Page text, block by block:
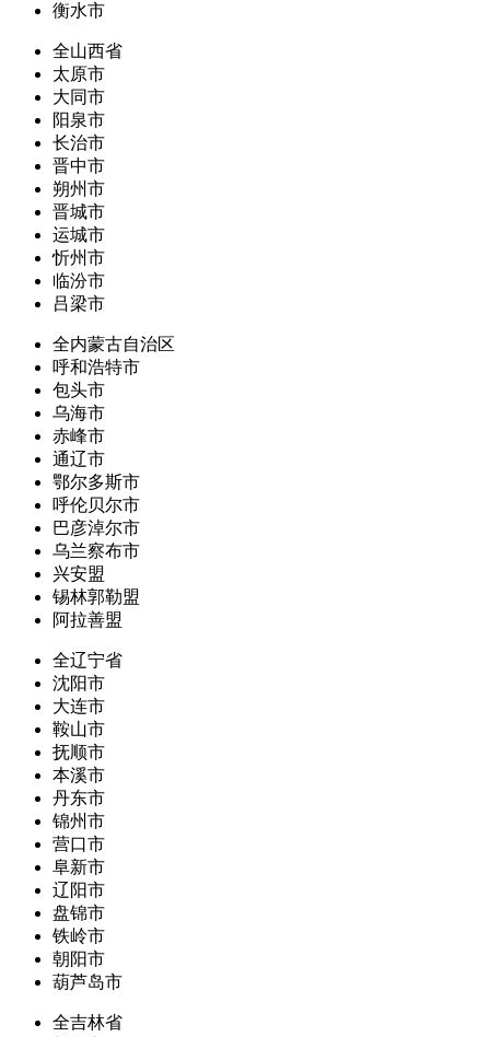
衡水市
全山西省
太原市
大同市
阳泉市
长治市
晋中市
朔州市
晋城市
运城市
忻州市
临汾市
吕梁市
全内蒙古自治区
呼和浩特市
包头市
乌海市
赤峰市
通辽市
鄂尔多斯市
呼伦贝尔市
巴彦淖尔市
乌兰察布市
兴安盟
锡林郭勒盟
阿拉善盟
全辽宁省
沈阳市
大连市
鞍山市
抚顺市
本溪市
丹东市
锦州市
营口市
阜新市
辽阳市
盘锦市
铁岭市
朝阳市
葫芦岛市
全吉林省